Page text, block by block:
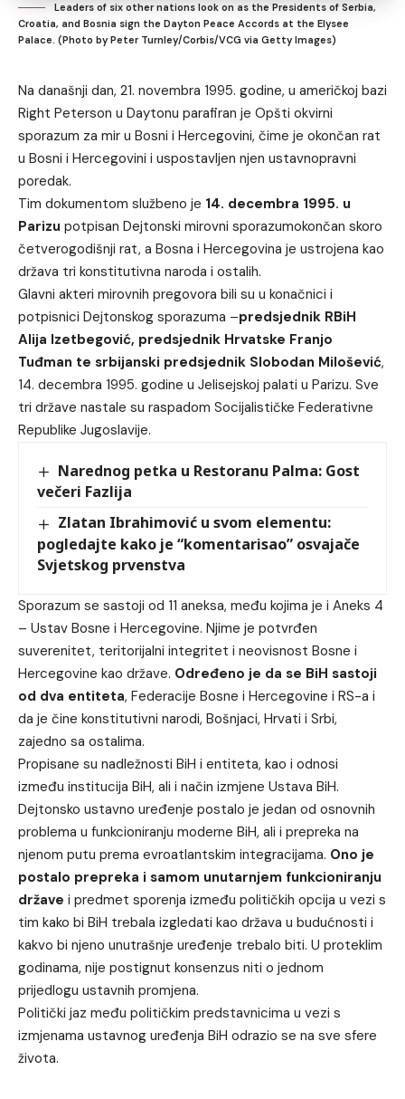
Leaders of six other nations look on as the Presidents of Serbia,
Croatia, and Bosnia sign the Dayton Peace Accords at the Elysee
Palace. (Photo by Peter Turnley/Corbis/VCG via Getty Images)
Na današnji dan, 21. novembra 1995. godine, u američkoj bazi
Right Peterson u Daytonu parafiran je Opšti okvirni
sporazum za mir u Bosni i Hercegovini, čime je okončan rat
u Bosni i Hercegovini i uspostavljen njen ustavnopravni
poredak.
Tim dokumentom službeno je 14. decembra 1995. u
Parizu potpisan Dejtonski mirovni sporazumokončan skoro
četverogodišnji rat, a Bosna i Hercegovina je ustrojena kao
država tri konstitutivna naroda i ostalih.
Glavni akteri mirovnih pregovora bili su u konačnici i
potpisnici Dejtonskog sporazuma –predsjednik RBiH
Alija Izetbegović, predsjednik Hrvatske Franjo
Tuđman te srbijanski predsjednik Slobodan Milošević,
14. decembra 1995. godine u Jelisejskoj palati u Parizu. Sve
tri države nastale su raspadom Socijalističke Federativne
Republike Jugoslavije.
Narednog petka u Restoranu Palma: Gost
večeri Fazlija
Zlatan Ibrahimović u svom elementu:
pogledajte kako je “komentarisao” osvajače
Svjetskog prvenstva
Sporazum se sastoji od 11 aneksa, među kojima je i Aneks 4
– Ustav Bosne i Hercegovine. Njime je potvrđen
suverenitet, teritorijalni integritet i neovisnost Bosne i
Hercegovine kao države. Određeno je da se BiH sastoji
od dva entiteta, Federacije Bosne i Hercegovine i RS-a i
da je čine konstitutivni narodi, Bošnjaci, Hrvati i Srbi,
zajedno sa ostalima.
Propisane su nadležnosti BiH i entiteta, kao i odnosi
između institucija BiH, ali i način izmjene Ustava BiH.
Dejtonsko ustavno uređenje postalo je jedan od osnovnih
problema u funkcioniranju moderne BiH, ali i prepreka na
njenom putu prema evroatlantskim integracijama. Ono je
postalo prepreka i samom unutarnjem funkcioniranju
države i predmet sporenja između političkih opcija u vezi s
tim kako bi BiH trebala izgledati kao država u budućnosti i
kakvo bi njeno unutrašnje uređenje trebalo biti. U proteklim
godinama, nije postignut konsenzus niti o jednom
prijedlogu ustavnih promjena.
Politički jaz među političkim predstavnicima u vezi s
izmjenama ustavnog uređenja BiH odrazio se na sve sfere
života.